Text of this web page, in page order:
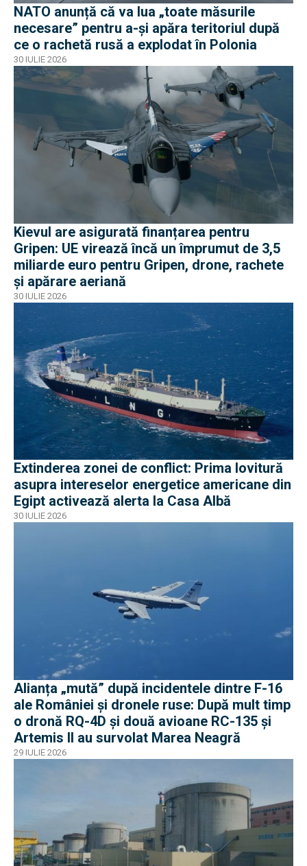
NATO anunță că va lua „toate măsurile
necesare” pentru a-și apăra teritoriul după
ce o rachetă rusă a explodat în Polonia
30 IULIE 2026
Kievul are asigurată finanțarea pentru
Gripen: UE virează încă un împrumut de 3,5
miliarde euro pentru Gripen, drone, rachete
și apărare aeriană
30 IULIE 2026
Extinderea zonei de conflict: Prima lovitură
asupra intereselor energetice americane din
Egipt activează alerta la Casa Albă
30 IULIE 2026
Alianța „mută” după incidentele dintre F-16
ale României și dronele ruse: După mult timp
o dronă RQ-4D și două avioane RC-135 și
Artemis II au survolat Marea Neagră
29 IULIE 2026